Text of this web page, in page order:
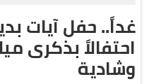
غداً.. حفل آيات
احتفالاً بذكرى
وشادية